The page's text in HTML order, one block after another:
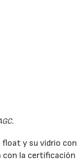
float y su vidrio con
con la certificación